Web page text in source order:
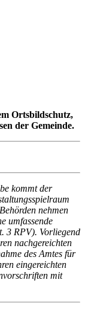
Ortsbildschutz,
der Gemeinde.
kommt der
nehmen
umfassende
3 RPV). Vorliegend
nachgereichten
des Amtes für
eingereichten
mit